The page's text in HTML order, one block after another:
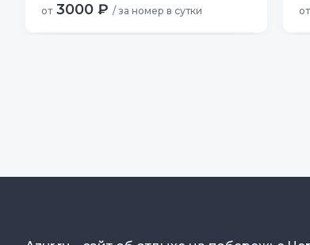
от 3000 ₽ / за номер в сутки от